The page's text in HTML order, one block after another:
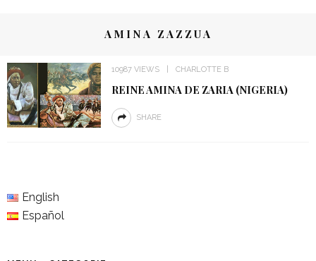
AMINA ZAZZUA
10987 VIEWS CHARLOTTE B
REINE AMINA DE ZARIA (NIGERIA)
SHARE
English
Español